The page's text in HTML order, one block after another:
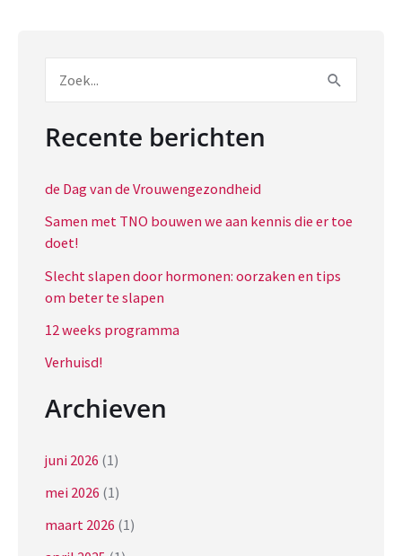
o
e
n
a
a
r
:
Recente berichten
de Dag van de Vrouwengezondheid
Samen met TNO bouwen we aan kennis die er toe
doet!
Slecht slapen door hormonen: oorzaken en tips
om beter te slapen
12 weeks programma
Verhuisd!
Archieven
juni 2026 (1)
mei 2026 (1)
maart 2026 (1)